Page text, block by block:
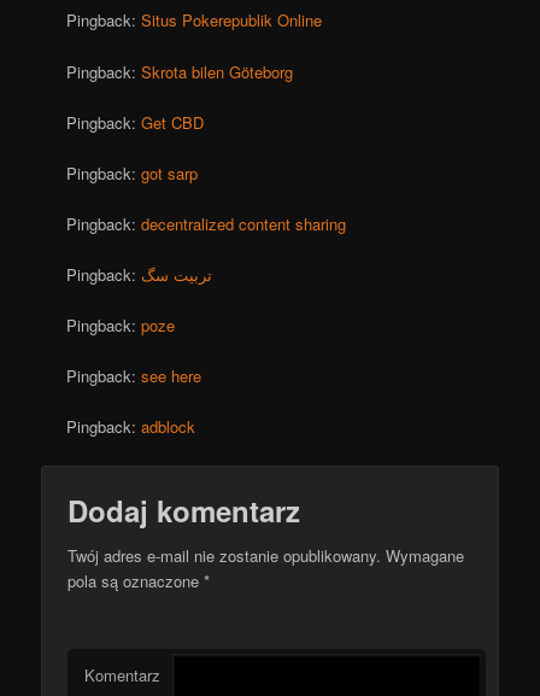
Pingback:Situs Pokerepublik Online
Pingback:Skrota bilen Göteborg
Pingback:Get CBD
Pingback:got sarp
Pingback:decentralized content sharing
Pingback: تربیت سگ
Pingback:poze
Pingback:see here
Pingback:adblock
Dodaj komentarz
Twój adres e-mail nie zostanie opublikowany. Wymagane
pola są oznaczone*
Komentarz